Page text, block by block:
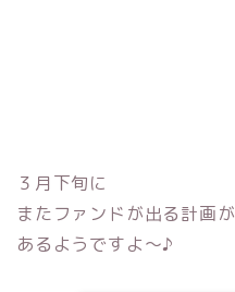
３月下旬に
またファンドが出る計画が
あるようですよ〜♪